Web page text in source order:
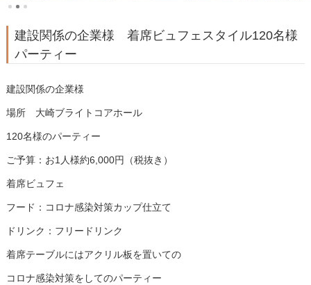
建設関係の企業様 着席ビュフェスタイル120名様
パーティー
建設関係の企業様
場所 大崎ブライトコアホール
120名様のパーティー
ご予算：お1人様約6,000円（税抜き）
着席ビュフェ
フード：コロナ感染対策カップ仕立て
ドリンク：フリードリンク
着席テーブルにはアクリル板を置いての
コロナ感染対策をしてのパーティー